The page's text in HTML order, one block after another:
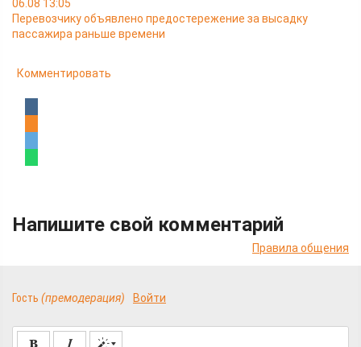
06.08 13:05
Перевозчику объявлено предостережение за высадку
пассажира раньше времени
Комментировать
Напишите свой комментарий
Правила общения
Гость (премодерация) Войти